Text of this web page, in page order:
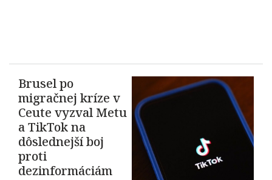
Brusel po
migračnej kríze v
Ceute vyzval Metu
a TikTok na
dôslednejší boj
proti
dezinformáciám